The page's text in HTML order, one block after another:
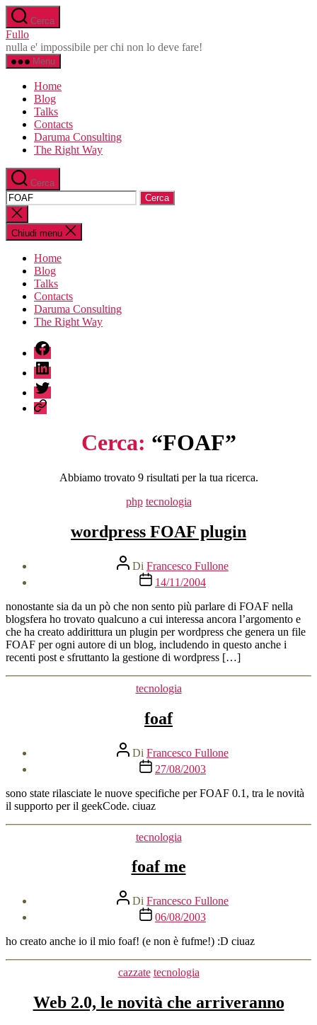
Salta
al
contenuto
Cerca
Fullo
nulla e' impossibile per chi non lo deve fare!
Menu
Home
Blog
Talks
Contacts
Daruma Consulting
The Right Way
Cerca
Cerca:
Chiudi
la
ricerca
Chiudi menu
Home
Blog
Talks
Contacts
Daruma Consulting
The Right Way
fb
linkedin
twitter
sessionize
Cerca: “FOAF”
Abbiamo trovato 9 risultati per la tua ricerca.
Categorie
php tecnologia
wordpress FOAF plugin
Autore
articolo
Di Francesco Fullone
Data
dell'articolo
14/11/2004
nonostante sia da un pò che non sento più parlare di FOAF nella
blogsfera ho trovato qualcuno a cui interessa ancora l’argomento e
che ha creato addirittura un plugin per wordpress che genera un file
FOAF per ogni autore di un blog, includendo in questo anche i
recenti post e sfruttanto la gestione di wordpress […]
Categorie
tecnologia
foaf
Autore
articolo
Di Francesco Fullone
Data
dell'articolo
27/08/2003
sono state rilasciate le nuove specifiche per FOAF 0.1, tra le novità
il supporto per il geekCode. ciuaz
Categorie
tecnologia
foaf me
Autore
articolo
Di Francesco Fullone
Data
dell'articolo
06/08/2003
ho creato anche io il mio foaf! (e non è fufme!) :D ciuaz
Categorie
cazzate tecnologia
Web 2.0, le novità che arriveranno